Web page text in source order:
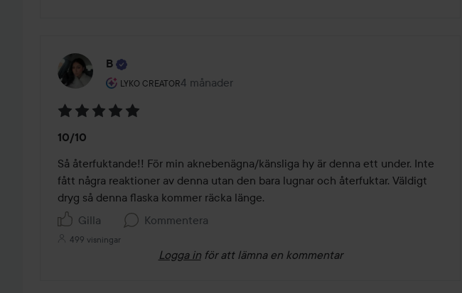
B
LYKO CREATOR
Användarens roll: Lyko Creator.
4 månader
Inlägget skapades 4 månader
5
av
5
10/10
Så återfuktande!! För min aknebenägna/känsliga hy är denna ett under. Inte
fått några reaktioner av denna utan den bara lugnar och återfuktar. Väldigt
dryg så denna flaska kommer räcka länge.
Gilla
Kommentera
499 visningar
Logga in för att lämna en kommentar